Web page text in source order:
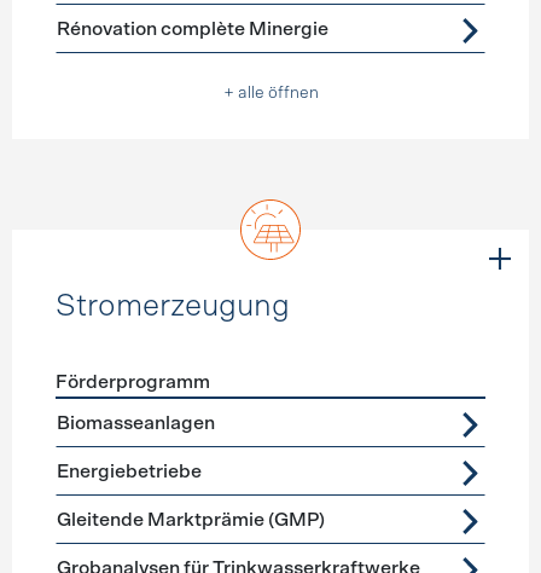
Rénovation complète Minergie
+ alle öffnen
Stromerzeugung
Förderprogramme
Förderprogramm
Biomasseanlagen
Energiebetriebe
Gleitende Marktprämie (GMP)
Grobanalysen für Trinkwasserkraftwerke